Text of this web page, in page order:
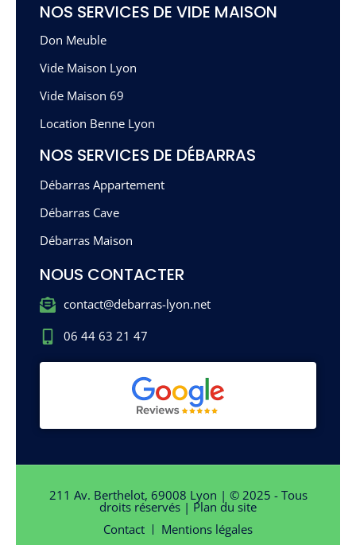
NOS SERVICES DE VIDE MAISON
Don Meuble
Vide Maison Lyon
Vide Maison 69
Location Benne Lyon
NOS SERVICES DE DÉBARRAS
Débarras Appartement
Débarras Cave
Débarras Maison
NOUS CONTACTER
contact@debarras-lyon.net
06 44 63 21 47
211 Av. Berthelot, 69008 Lyon | © 2025 - Tous
droits réservés | Plan du site
Contact
Mentions légales